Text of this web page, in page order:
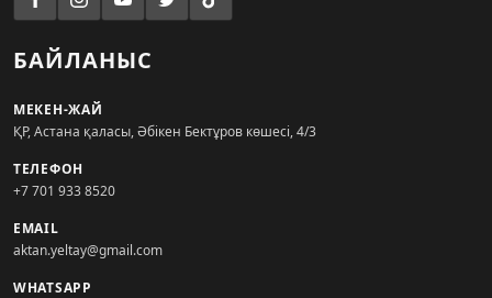
БАЙЛАНЫС
МЕКЕН-ЖАЙ
ҚР, Астана қаласы, Әбікен Бектұров көшесі, 4/3
ТЕЛЕФОН
+7 701 933 8520
EMAIL
aktan.yeltay@gmail.com
WHATSAPP